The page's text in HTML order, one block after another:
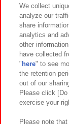
イベント・
関連会社
プライバシーポ
お取引
カスタマーハラス
We collect
analyze our
share
analytics and
other
have collected
" here" to see
the retention
out of our
Please click
exercise your
Please note